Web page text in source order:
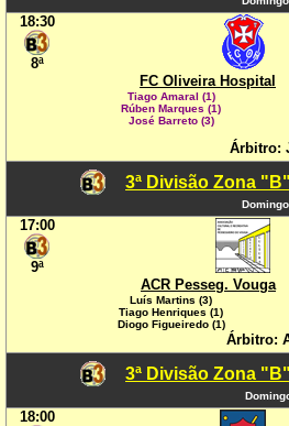
18:30
8ª
FC Oliveira Hospital
Tiago Amaral (1)
Rúben Marques (1)
José Barreto (3)
Árbitro:
3ª Divisão Zona
17:00
9ª
ACR Pesseg. Vouga
Luís Martins (3)
Tiago Henriques (1)
Diogo Figueiredo (1)
Árbitro:
3ª Divisão Zona
18:00